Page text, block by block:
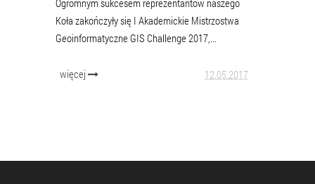
Ogromnym sukcesem reprezentantów naszego
Koła zakończyły się I Akademickie Mistrzostwa
Geoinformatyczne GIS Challenge 2017,...
więcej 12.05.2017